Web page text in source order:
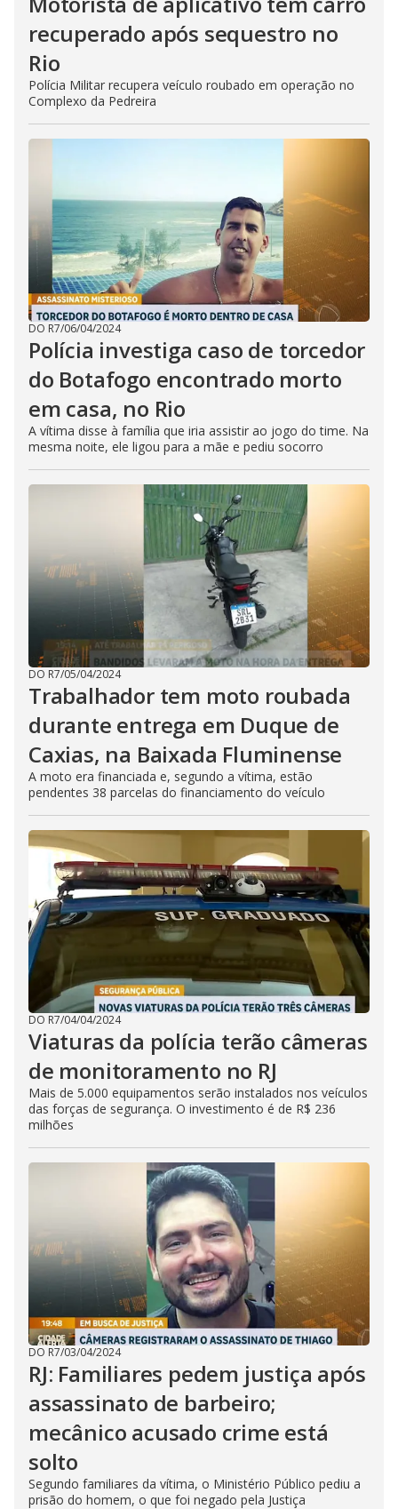
recuperado após sequestro no
Rio
Polícia Militar recupera veículo roubado em operação no
Complexo da Pedreira
DO R7/06/04/2024
Polícia investiga caso de torcedor
do Botafogo encontrado morto
em casa, no Rio
A vítima disse à família que iria assistir ao jogo do time. Na
mesma noite, ele ligou para a mãe e pediu socorro
DO R7/05/04/2024
Trabalhador tem moto roubada
durante entrega em Duque de
Caxias, na Baixada Fluminense
A moto era financiada e, segundo a vítima, estão
pendentes 38 parcelas do financiamento do veículo
DO R7/04/04/2024
Viaturas da polícia terão câmeras
de monitoramento no RJ
Mais de 5.000 equipamentos serão instalados nos veículos
das forças de segurança. O investimento é de R$ 236
milhões
DO R7/03/04/2024
RJ: Familiares pedem justiça após
assassinato de barbeiro;
mecânico acusado crime está
solto
Segundo familiares da vítima, o Ministério Público pediu a
prisão do homem, o que foi negado pela Justiça